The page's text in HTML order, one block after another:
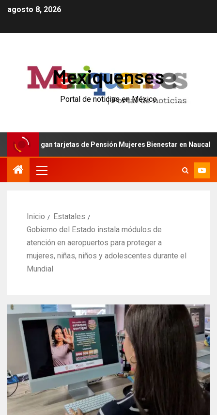
agosto 8, 2026
Mexiquenses
Portal de noticias en México
tarjetas de Pensión Mujeres Bienestar en Naucalpan
Inicio
Estatales
Gobierno del Estado instala módulos de
atención en aeropuertos para proteger a
mujeres, niñas, niños y adolescentes durante el
Mundial